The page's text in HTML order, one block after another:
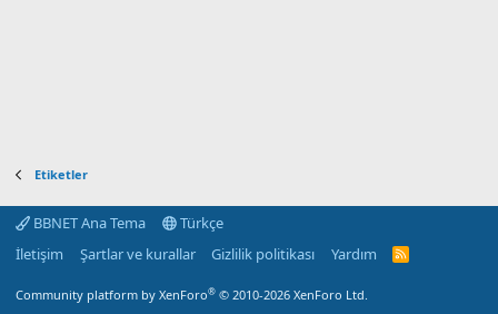
Etiketler
BBNET Ana Tema
Türkçe
İletişim
Şartlar ve kurallar Gizlilik politikası Yardım
R
Community platform by XenForo® © 2010-2026 XenForo Ltd.